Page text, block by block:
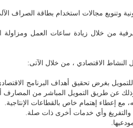
وتنويع مجالات استخدام بطاقة الصراف
من خلال زيادة ساعات العمل
النشاط الاقتصادي ، من خلال الآتى:
بغرض تحقيق أهداف البرنامج
وذلك عن طريق التمويل المباشر من المصارف
إعطاء إهتمام خاص بالقطاعات الإنتاجية.
والتفريغ وأي خدمات أخرى ذات صلة.